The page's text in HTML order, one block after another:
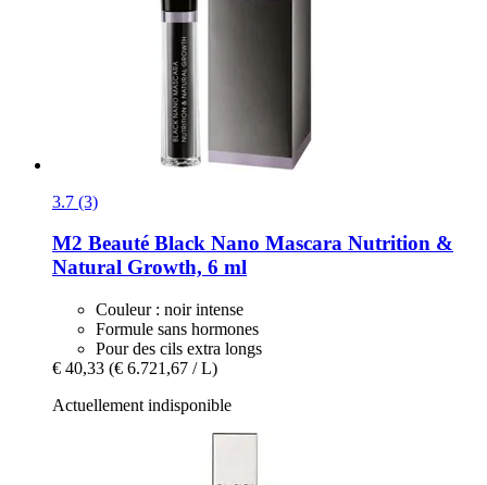
3.7 (3)
M2 Beauté Black Nano Mascara Nutrition &
Natural Growth, 6 ml
Couleur : noir intense
Formule sans hormones
Pour des cils extra longs
€ 40,33 (€ 6.721,67 / L)
Actuellement indisponible